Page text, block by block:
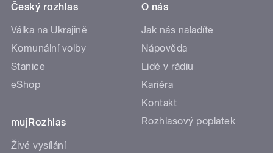
Český rozhlas
Válka na Ukrajině
Komunální volby
Stanice
eShop
mujRozhlas
Živé vysílání
O nás
Jak nás naladíte
Nápověda
Lidé v rádiu
Kariéra
Kontakt
Rozhlasový poplatek